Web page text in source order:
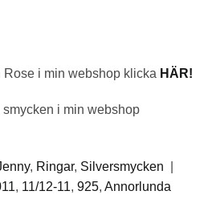
Rose i min webshop klicka HÄR!
i min webshop
, Ringar, Silversmycken
, 11/12-11, 925, Annorlunda